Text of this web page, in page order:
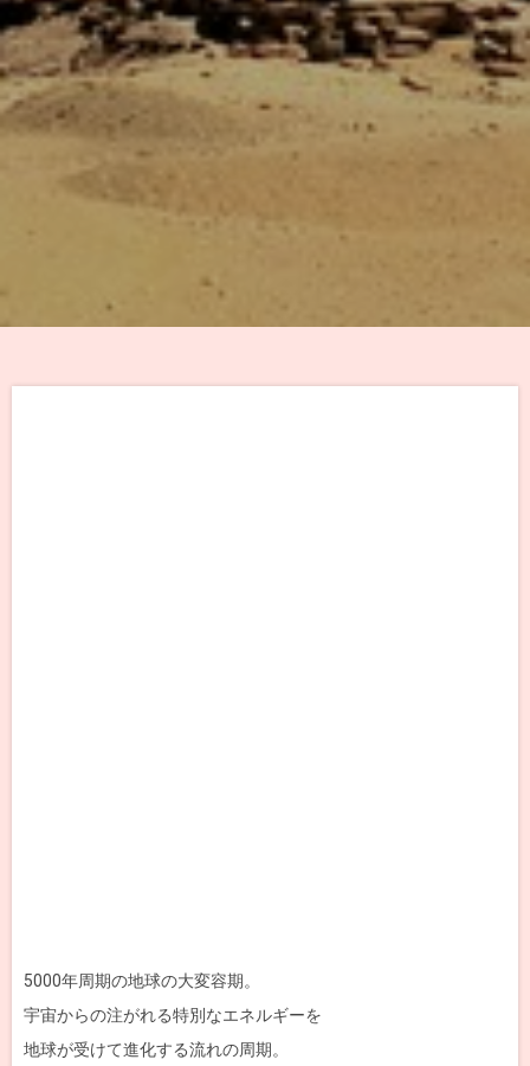
5000年周期の地球の大変容期。
宇宙からの注がれる特別なエネルギーを
地球が受けて進化する流れの周期。